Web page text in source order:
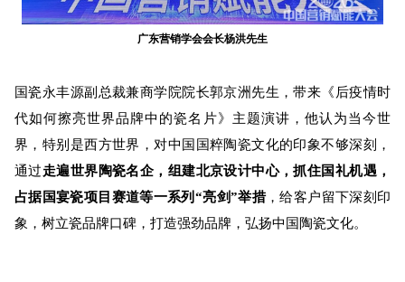
广东营销学会会长杨洪先生
国瓷永丰源副总裁兼商学院院长郭京洲先生，带来《后疫情时
代如何擦亮世界品牌中的瓷名片》主题演讲，他认为当今世
界，特别是西方世界，对中国国粹陶瓷文化的印象不够深刻，
通过走遍世界陶瓷名企，组建北京设计中心，抓住国礼机遇，
占据国宴瓷项目赛道等一系列“亮剑”举措，给客户留下深刻印
象，树立瓷品牌口碑，打造强劲品牌，弘扬中国陶瓷文化。